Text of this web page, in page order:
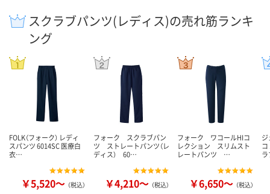
スクラブパンツ(レディス)の売れ筋ランキ
ング
FOLK（フォーク） レディ
スパンツ 6014SC 医療白
衣…
￥5,520～ （税込）
フォーク スクラブパン
ツ ストレートパンツ（レ
ディス） 60…
￥4,210～ （税込）
フォーク ワコールHIコ
レクション スリムスト
レートパンツ …
￥6,650～ （税込）
コ